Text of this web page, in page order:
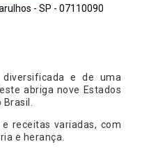
- SP - 07110090
e de uma
abriga nove Estados
Brasil.
receitas variadas, com
e herança.